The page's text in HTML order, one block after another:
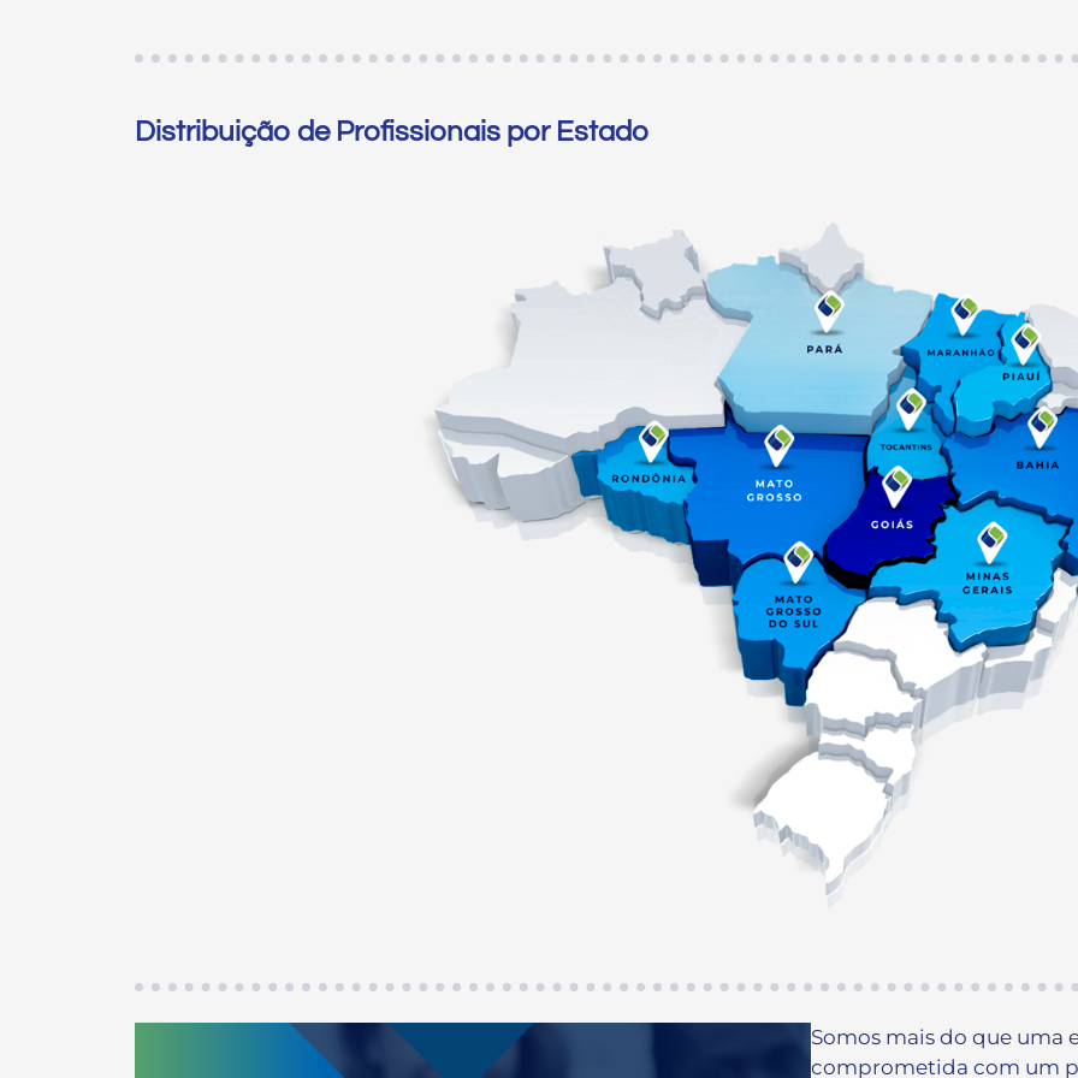
Distribuição de Profissionais por Estado
Somos mais do que uma
comprometida com um